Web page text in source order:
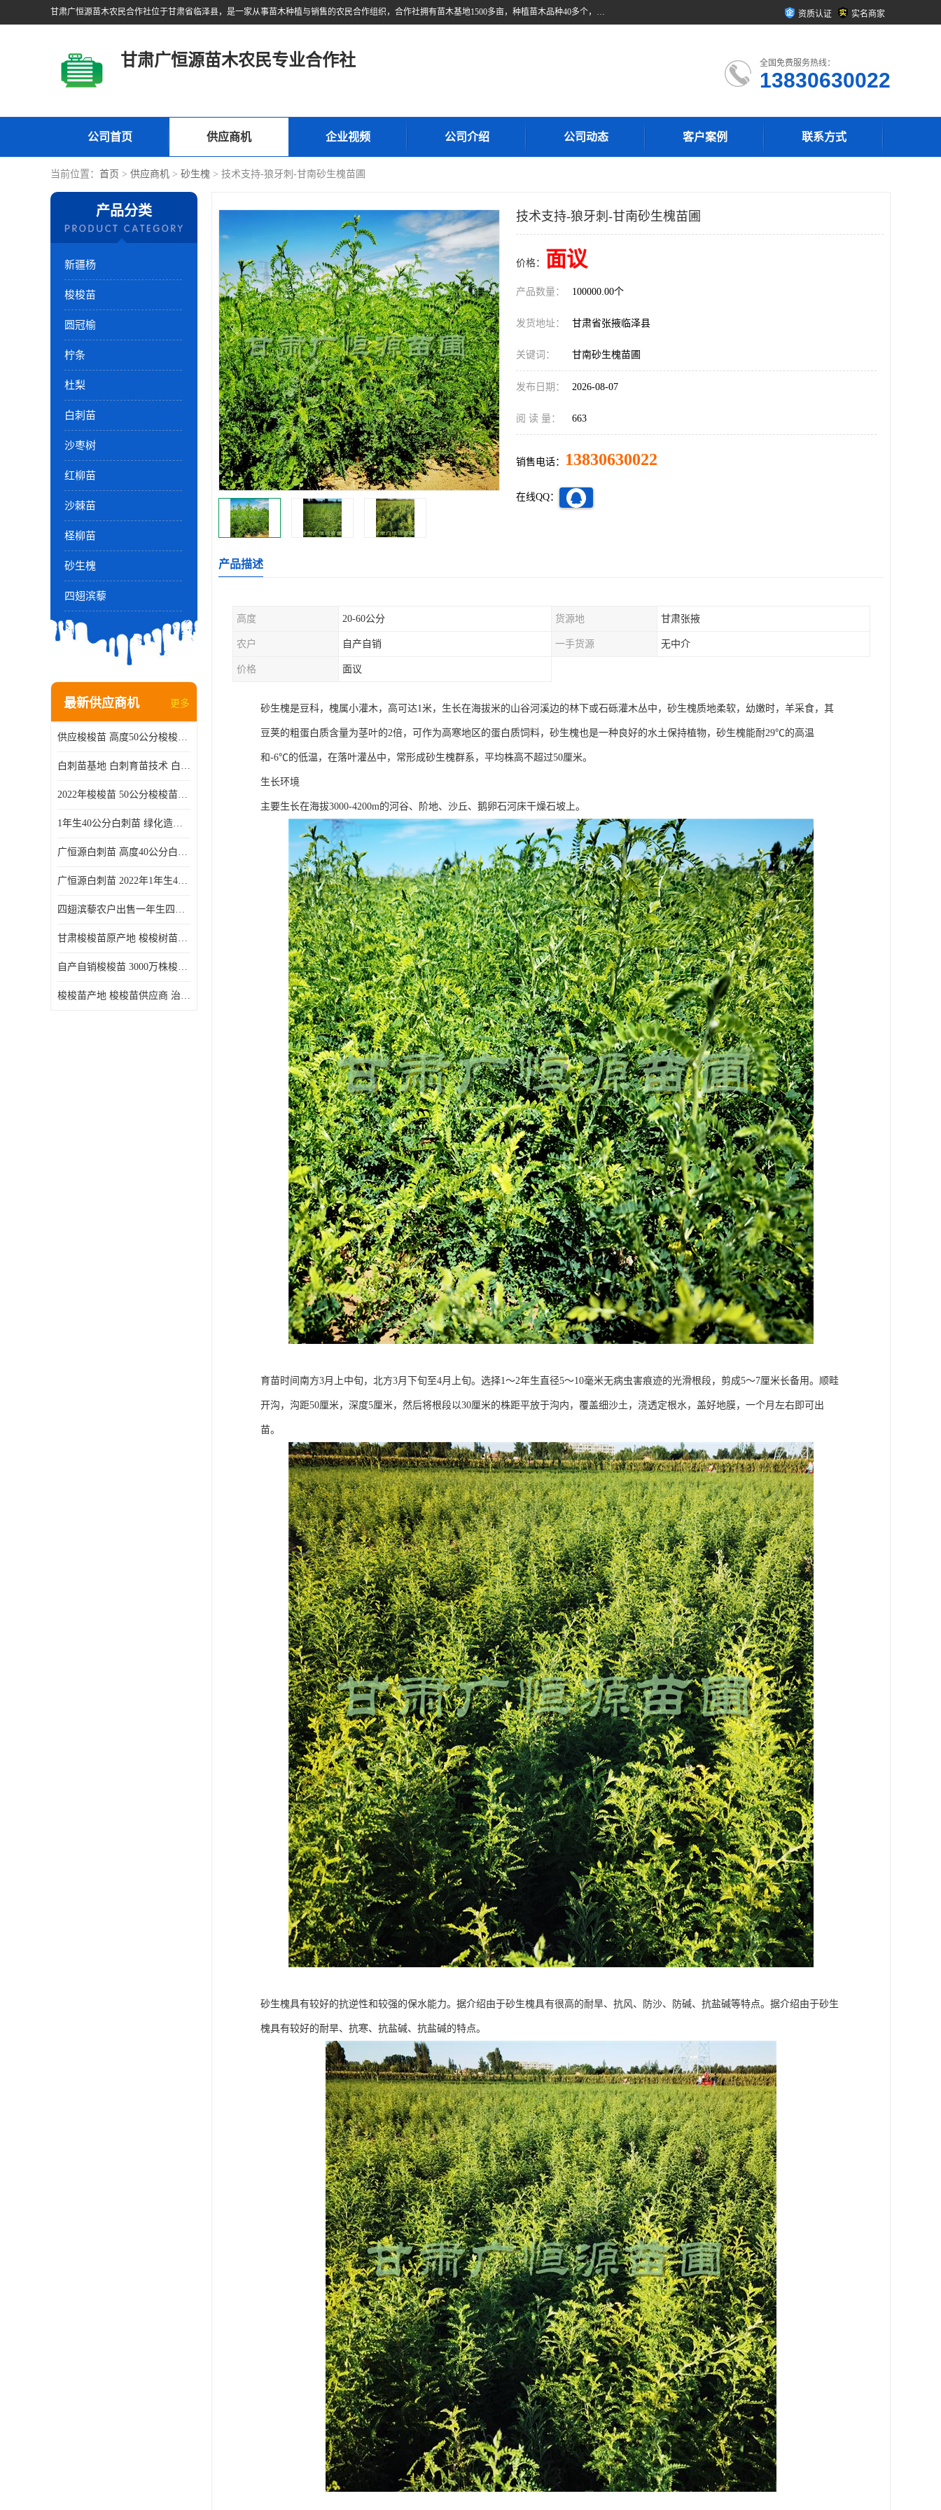
甘肃广恒源苗木农民合作社位于甘肃省临泽县，是一家从事苗木种植与销售的农民合作组织，合作社拥有苗木基地1500多亩，种植苗木品种40多个，年产各类苗木2000多万株。主营：白刺苗、红柳苗、梭梭苗等，我们以“种植一流的苗子，诚信经营”的经营理念，竭诚为每一位客户做优质的服务，欢迎来电咨询！ 资质认证 实名商家
甘肃广恒源苗木农民专业合作社 全国免费服务热线：
13830630022
公司首页 供应商机 企业视频 公司介绍 公司动态 客户案例 联系方式
当前位置： 首页 > 供应商机 > 砂生槐 > 技术支持-狼牙刺-甘南砂生槐苗圃
产品分类
新疆杨
梭梭苗
圆冠榆
柠条
杜梨
白刺苗
沙枣树
红柳苗
沙棘苗
柽柳苗
砂生槐
四翅滨藜
最新供应商机 更多
供应梭梭苗 高度50公分梭梭种苗基地 一手货源无中介
白刺苗基地 白刺育苗技术 白刺苗产地
2022年梭梭苗 50公分梭梭苗产地 沙漠绿化梭梭苗基地 提供技术
1年生40公分白刺苗 绿化造林白刺树苗
广恒源白刺苗 高度40公分白刺树苗
广恒源白刺苗 2022年1年生40公分白刺树苗
四翅滨藜农户出售一年生四翅滨藜各种规格四翅滨黎产地货源
甘肃梭梭苗原产地 梭梭树苗种植技术 梭梭种苗基地
自产自销梭梭苗 3000万株梭梭种苗供应 办理检疫全国发货
梭梭苗产地 梭梭苗供应商 治沙造林梭梭种苗 自产自销
技术支持-狼牙刺-甘南砂生槐苗圃
价格： 面议
产品数量： 100000.00个
发货地址： 甘肃省张掖临泽县
关键词： 甘南砂生槐苗圃
发布日期： 2026-08-07
阅 读 量： 663
销售电话： 13830630022
在线QQ：
产品描述
高度 20-60公分 货源地 甘肃张掖
农户 自产自销 一手货源 无中介
价格 面议
砂生槐是豆科，槐属小灌木，高可达1米，生长在海拔米的山谷河溪边的林下或石砾灌木丛中，砂生槐质地柔软，幼嫩时，羊采食，其
豆荚的粗蛋白质含量为茎叶的2倍，可作为高寒地区的蛋白质饲料，砂生槐也是一种良好的水土保持植物，砂生槐能耐29℃的高温
和-6℃的低温，在落叶灌丛中，常形成砂生槐群系，平均株高不超过50厘米。
生长环境
主要生长在海拔3000-4200m的河谷、阶地、沙丘、鹅卵石河床干燥石坡上。
育苗时间南方3月上中旬，北方3月下旬至4月上旬。选择1～2年生直径5～10毫米无病虫害痕迹的光滑根段，剪成5～7厘米长备用。顺畦
开沟，沟距50厘米，深度5厘米，然后将根段以30厘米的株距平放于沟内，覆盖细沙土，浇透定根水，盖好地膜，一个月左右即可出
苗。
砂生槐具有较好的抗逆性和较强的保水能力。据介绍由于砂生槐具有很高的耐旱、抗风、防沙、防碱、抗盐碱等特点。据介绍由于砂生
槐具有较好的耐旱、抗寒、抗盐碱、抗盐碱的特点。